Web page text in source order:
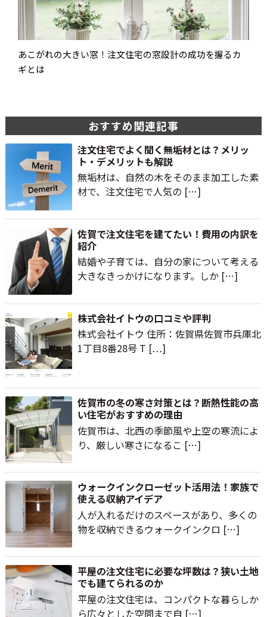
あこがれの大きい窓！注文住宅の窓設計の成功を握るカ
ギとは
おすすめ関連記事
注文住宅でよく聞く無垢材とは？メリッ
ト・デメリットも解説
無垢材は、自然の木をそのまま加工した素
材で、注文住宅で人気の […]
佐賀で注文住宅を建てたい！費用の内訳を
紹介
結婚や子育ては、自分の家について考える
大きなきっかけになります。しか […]
株式会社イトウの口コミや評判
株式会社イトウ 住所：佐賀県佐賀市兵庫北
1丁目8番28号 T […]
佐賀市の冬の寒さ対策とは？断熱性能の高
い住宅がおすすめの理由
佐賀市は、北西の季節風や上空の寒流によ
り、厳しい寒さになるこ […]
ウォークインクローゼット活用法！家族で
使える収納アイデア
人が入れるだけのスペースがあり、多くの
物を収納できるウォークインクロ […]
平屋の注文住宅に必要な坪数は？狭い土地
でも建てられるのか
平屋の注文住宅は、コンパクトな暮らしか
ら広々とした空間まで自 […]